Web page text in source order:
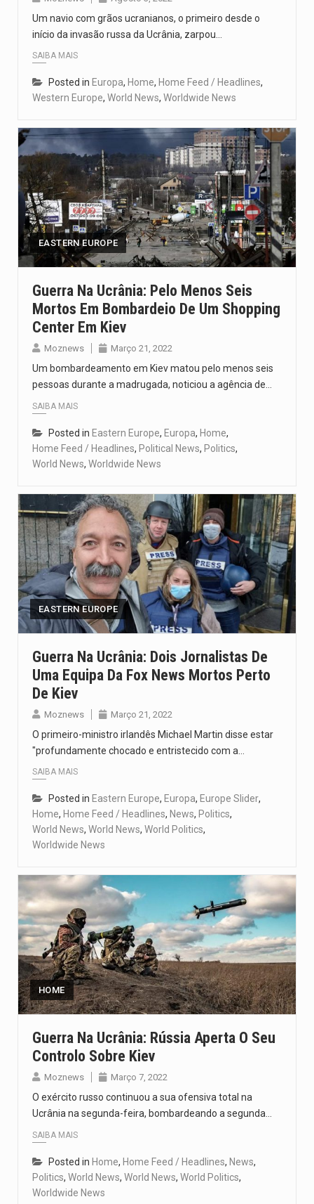
Um navio com grãos ucranianos, o primeiro desde o
início da invasão russa da Ucrânia, zarpou…
SAIBA MAIS
Posted in Europa, Home, Home Feed / Headlines,
Western Europe, World News, Worldwide News
EASTERN EUROPE
Guerra Na Ucrânia: Pelo Menos Seis
Mortos Em Bombardeio De Um Shopping
Center Em Kiev
Moznews Março 21, 2022
Um bombardeamento em Kiev matou pelo menos seis
pessoas durante a madrugada, noticiou a agência de…
SAIBA MAIS
Posted in Eastern Europe, Europa, Home,
Home Feed / Headlines, Political News, Politics,
World News, Worldwide News
EASTERN EUROPE
Guerra Na Ucrânia: Dois Jornalistas De
Uma Equipa Da Fox News Mortos Perto
De Kiev
Moznews Março 21, 2022
O primeiro-ministro irlandês Michael Martin disse estar
"profundamente chocado e entristecido com a…
SAIBA MAIS
Posted in Eastern Europe, Europa, Europe Slider,
Home, Home Feed / Headlines, News, Politics,
World News, World News, World Politics,
Worldwide News
HOME
Guerra Na Ucrânia: Rússia Aperta O Seu
Controlo Sobre Kiev
Moznews Março 7, 2022
O exército russo continuou a sua ofensiva total na
Ucrânia na segunda-feira, bombardeando a segunda…
SAIBA MAIS
Posted in Home, Home Feed / Headlines, News,
Politics, World News, World News, World Politics,
Worldwide News